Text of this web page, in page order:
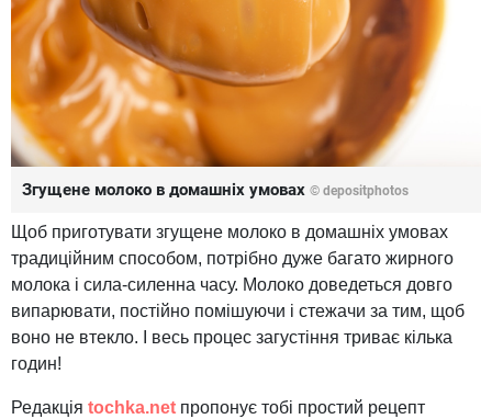
Згущене молоко в домашніх умовах © depositphotos
Щоб приготувати згущене молоко в домашніх умовах
традиційним способом, потрібно дуже багато жирного
молока і сила-силенна часу. Молоко доведеться довго
випарювати, постійно помішуючи і стежачи за тим, щоб
воно не втекло. І весь процес загустіння триває кілька
годин!
Редакція tochka.net пропонує тобі простий рецепт